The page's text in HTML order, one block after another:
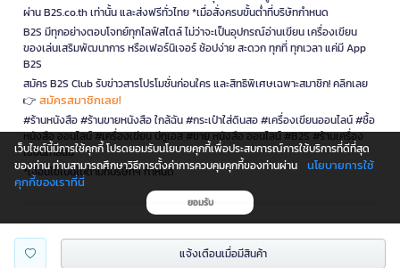
แจ้งเตือนเมื่อมีสินค้า
ผ่าน B2S.co.th เท่านั้น และส่งฟรีทั่วไทย *เมื่อสั่งครบขั้นต่ำที่บริษัทกำหนด
B2S มีทุกอย่างตอบโจทย์ทุกไลฟ์สไตล์ ไม่ว่าจะเป็นอุปกรณ์อ่านเขียน เครื่องเขียน
ของเล่นเสริมพัฒนาการ หรือเฟอร์นิเจอร์ ช้อปง่าย สะดวก ทุกที่ ทุกเวลา แค่มี App
B2S
สมัคร B2S Club รับข่าวสารโปรโมชั่นก่อนใคร และสิทธิพิเศษเฉพาะสมาชิก! คลิกเลย
👉 สมัครสมาชิกเลย!
#ร้านหนังสือ #ร้านขายหนังสือ ใกล้ฉัน #กระเป๋าใส่ดินสอ #เครื่องเขียนออนไลน์ #ซื้อ
หนังสือ ออนไลน์ #เครื่องเขียน บีทูเอส #ขาย หนังสือ ออนไลน์ #B2S #ร้านเครื่อง
เขียนใกล้ฉัน
*เงื่อนไขเป็นไปตามที่บริษัทฯ กำหนด
is a company operating under
เว็บไซต์นี้มีการใช้คุกกี้ โปรดยอมรับนโยบายคุกกี้เพื่อประสบการณ์การใช้บริการที่ดีที่สุด
ของท่าน ท่านสามารถศึกษาวิธีการตั้งค่าการควบคุมคุกกี้ของท่านผ่าน
นโยบายการใช้
คุกกี้ของเราที่นี่
ยอมรับ